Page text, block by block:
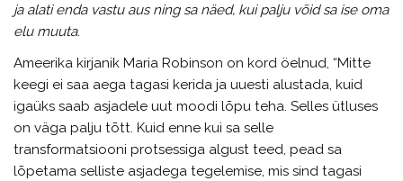
ja alati enda vastu aus ning sa näed, kui palju võid sa ise oma
elu muuta.
Ameerika kirjanik Maria Robinson on kord öelnud, “Mitte
keegi ei saa aega tagasi kerida ja uuesti alustada, kuid
igaüks saab asjadele uut moodi lõpu teha. Selles ütluses
on väga palju tõtt. Kuid enne kui sa selle
transformatsiooni protsessiga algust teed, pead sa
lõpetama selliste asjadega tegelemise, mis sind tagasi